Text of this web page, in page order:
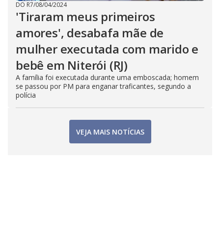
DO R7/08/04/2024
'Tiraram meus primeiros
amores', desabafa mãe de
mulher executada com marido e
bebê em Niterói (RJ)
A família foi executada durante uma emboscada; homem
se passou por PM para enganar traficantes, segundo a
polícia
VEJA MAIS NOTÍCIAS